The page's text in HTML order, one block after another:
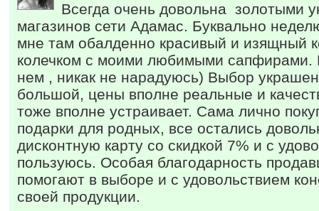
Всегда очень довольна золотыми
магазинов сети Адамас. Буквально
мне там обалденно красивый и изящный
колечком с моими любимыми сапфирами.
нем , никак не нарадуюсь) Выбор
большой, цены вполне реальные и
тоже вполне устраивает. Сама лично
подарки для родных, все остались
дисконтную карту со скидкой 7% и с
пользуюсь. Особая благодарность
помогают в выборе и с удовольствием
своей продукции.